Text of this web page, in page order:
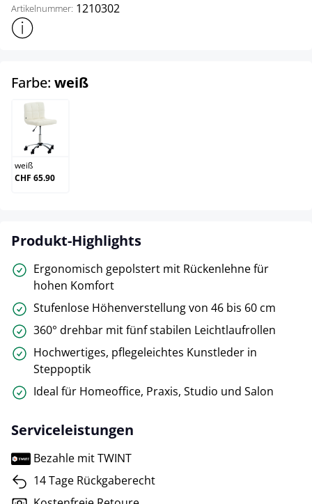
Artikelnummer: 1210302
Weitere Produktinformationen anzeigen
Farbe: weißauswählen
weiß
weiß
CHF 65.90
Produkt-Highlights
Ergonomisch gepolstert mit Rückenlehne für
hohen Komfort
Stufenlose Höhenverstellung von 46 bis 60 cm
360° drehbar mit fünf stabilen Leichtlaufrollen
Hochwertiges, pflegeleichtes Kunstleder in
Steppoptik
Ideal für Homeoffice, Praxis, Studio und Salon
Serviceleistungen
Bezahle mit TWINT
14 Tage Rückgaberecht